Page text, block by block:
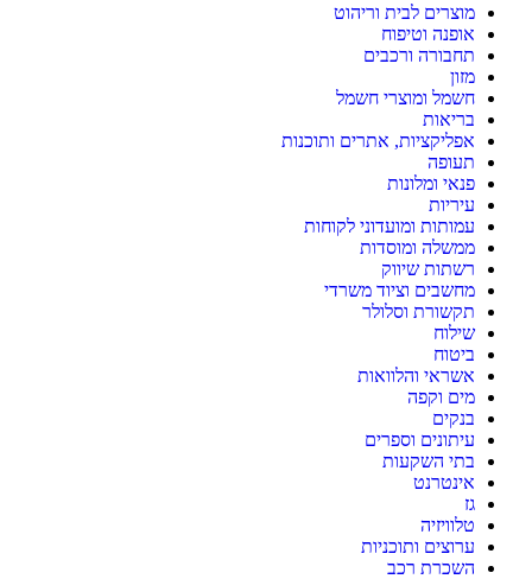
מוצרים לבית וריהוט
אופנה וטיפוח
תחבורה ורכבים
מזון
חשמל ומוצרי חשמל
בריאות
אפליקציות, אתרים ותוכנות
תעופה
פנאי ומלונות
עיריות
עמותות ומועדוני לקוחות
ממשלה ומוסדות
רשתות שיווק
מחשבים וציוד משרדי
תקשורת וסלולר
שילוח
ביטוח
אשראי והלוואות
מים וקפה
בנקים
עיתונים וספרים
בתי השקעות
אינטרנט
גז
טלוויזיה
ערוצים ותוכניות
השכרת רכב